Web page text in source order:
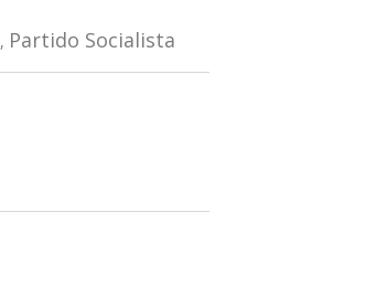
, Partido Socialista